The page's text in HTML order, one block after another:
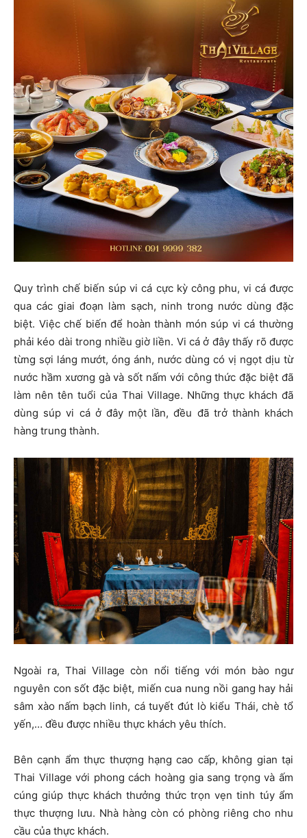
Quy trình chế biến súp vi cá cực kỳ công phu, vi cá được
qua các giai đoạn làm sạch, ninh trong nước dùng đặc
biệt. Việc chế biến để hoàn thành món súp vi cá thường
phải kéo dài trong nhiều giờ liền. Vi cá ở đây thấy rõ được
từng sợi láng mướt, óng ánh, nước dùng có vị ngọt dịu từ
nước hầm xương gà và sốt nấm với công thức đặc biệt đã
làm nên tên tuổi của Thai Village. Những thực khách đã
dùng súp vi cá ở đây một lần, đều đã trở thành khách
hàng trung thành.
Ngoài ra, Thai Village còn nổi tiếng với món bào ngư
nguyên con sốt đặc biệt, miến cua nung nồi gang hay hải
sâm xào nấm bạch linh, cá tuyết đút lò kiểu Thái, chè tổ
yến,… đều được nhiều thực khách yêu thích.
Bên cạnh ẩm thực thượng hạng cao cấp, không gian tại
Thai Village với phong cách hoàng gia sang trọng và ấm
cúng giúp thực khách thưởng thức trọn vẹn tinh túy ẩm
thực thượng lưu. Nhà hàng còn có phòng riêng cho nhu
cầu của thực khách.